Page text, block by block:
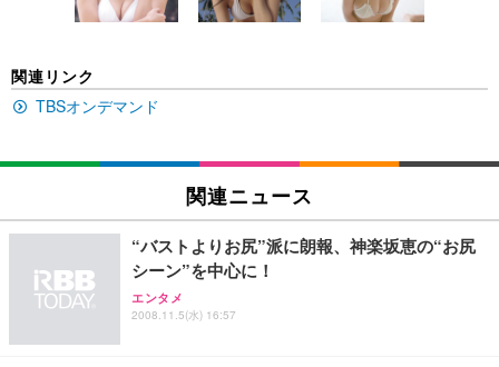
(黒網+黒枠+黒足)
ュチェア 人間工学 疲れない ブラック
￥27,999
Sezlife オフィスチェア デスクチェア 疲れない テレ
ワーク チェア 強化バックレスト 30度ロッキング機
レスト 3Dヘッドレスト ハンガー付き 高反発クッシ
ョン PCチェア 通気性メッシュ ゲーミング/勉強/事
務用 おしゃれ パソコンチェア (ブラック)
￥7,680
Sezlife オフィスチェア デスクチェア 疲れない テレ
イト
【純正品】27"ゲーミングモニター DualSense 充電
フック付き（CFI-ZDM1J）
￥49,979
【整備済み品】Dell E2724HS 27インチ 液晶モニタ
x2袋(84枚) ホワイト(吸収面:ライトブルー)
￥3,234
ネオ・ルーライフ ネオ・オムツ L 中型犬用 26枚入
り 単品
￥1,800
Smart Basic(スマートベーシック) 【Amazon.co.jp
関連リンク
TBSオンデマンド
関連ニュース
“バストよりお尻”派に朗報、神楽坂恵の“お尻
シーン”を中心に！
エンタメ
2008.11.5(水) 16:57